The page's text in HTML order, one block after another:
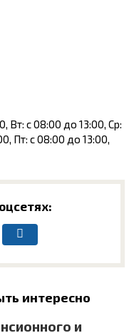
Вт: с 08:00 до 13:00, Ср:
Пт: с 08:00 до 13:00,
интересно
и